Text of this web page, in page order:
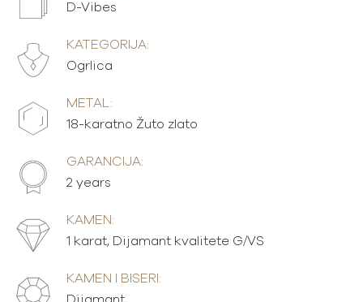
D-Vibes
KATEGORIJA:
Ogrlica
METAL:
18-karatno Žuto zlato
GARANCIJA:
2 years
KAMEN:
1 karat, Dijamant kvalitete G/VS
KAMEN I BISERI: